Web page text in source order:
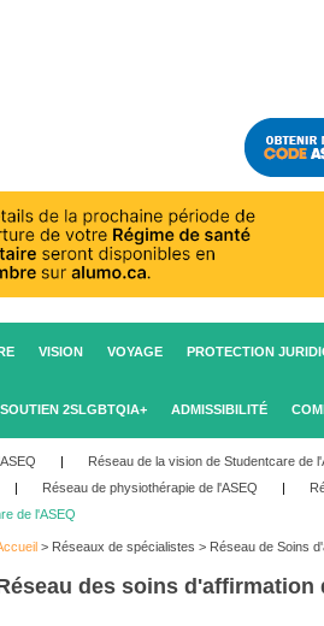
VISION VOYAGE PROTECTION
SOUTIEN 2SLGBTQIA+ ADMISSIBILITÉ
|
Réseau de la vision de Studentcare de
| Réseau de physiothérapie de l'ASEQ |
de l'ASEQ
> Réseaux de spécialistes > Réseau de Soins
des soins d'affirmation